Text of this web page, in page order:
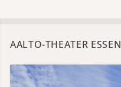
AALTO-THEATER ESSEN